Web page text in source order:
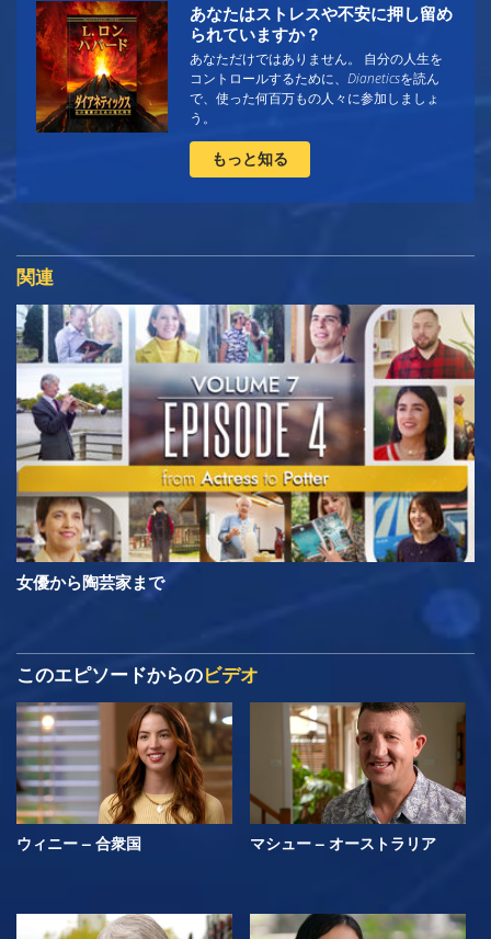
あなたはストレスや不安に押し留め
られていますか？
あなただけではありません。 自分の人生を
コントロールするために、 Dianeticsを読ん
で、使った何百万もの人々に参加しましょ
う。
もっと知る
関連
女優から陶芸家まで
このエピソードからのビデオ
ウィニー – 合衆国 マシュー – オーストラリア